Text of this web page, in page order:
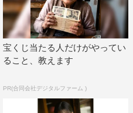
宝くじ当たる人だけがやってい
ること、教えます
PR(合同会社デジタルファーム )